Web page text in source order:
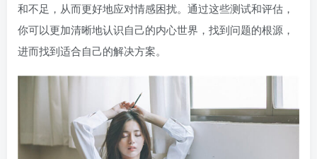
和不足，从而更好地应对情感困扰。通过这些测试和评估，
你可以更加清晰地认识自己的内心世界，找到问题的根源，
进而找到适合自己的解决方案。